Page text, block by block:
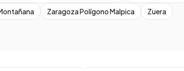
Zaragoza Polígono Malpica Zuera